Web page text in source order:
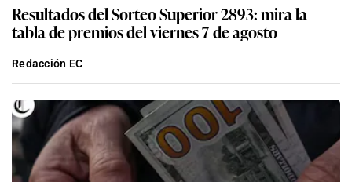
Resultados del Sorteo Superior 2893: mira la
tabla de premios del viernes 7 de agosto
Redacción EC